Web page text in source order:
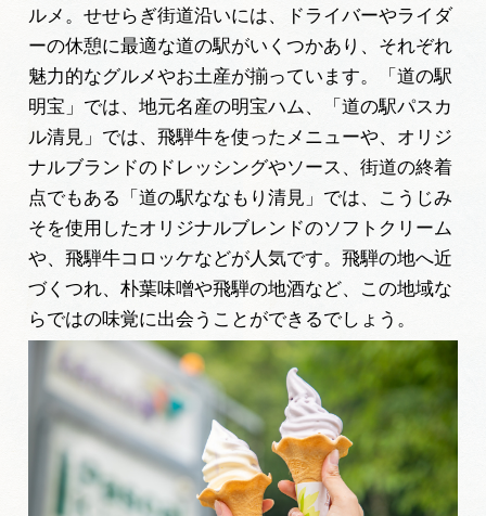
ルメ。せせらぎ街道沿いには、ドライバーやライダ
ーの休憩に最適な道の駅がいくつかあり、それぞれ
魅力的なグルメやお土産が揃っています。「道の駅
明宝」では、地元名産の明宝ハム、「道の駅パスカ
ル清見」では、飛騨牛を使ったメニューや、オリジ
ナルブランドのドレッシングやソース、街道の終着
点でもある「道の駅ななもり清見」では、こうじみ
そを使用したオリジナルブレンドのソフトクリーム
や、飛騨牛コロッケなどが人気です。飛騨の地へ近
づくつれ、朴葉味噌や飛騨の地酒など、この地域な
らではの味覚に出会うことができるでしょう。